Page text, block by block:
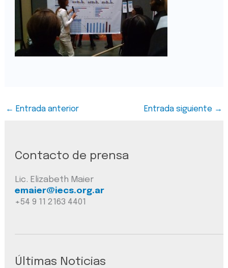
← Entrada anterior Entrada siguiente →
Contacto de prensa
Lic. Elizabeth Maier
emaier@iecs.org.ar
+54 9 11 2163 4401
Últimas Noticias